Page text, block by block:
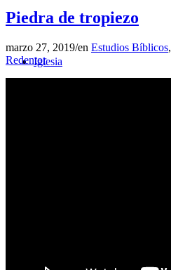
Iglesia
Piedra de tropiezo
marzo 27, 2019/en Estudios Bíblicos,
Redentor